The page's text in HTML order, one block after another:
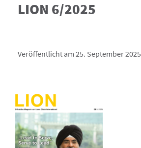
LION 6/2025
Veröffentlicht am 25. September 2025